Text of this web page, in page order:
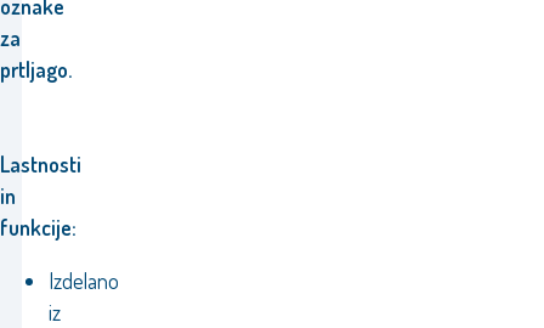
oznake
za
prtljago.
Lastnosti
in
funkcije:
Izdelano
iz